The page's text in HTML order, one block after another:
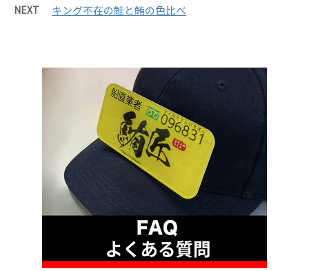
NEXT キング不在の鮭と鮪の色比べ